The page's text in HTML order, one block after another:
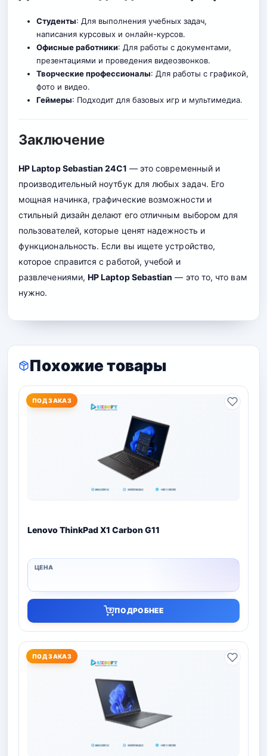
Студенты: Для выполнения учебных задач,
написания курсовых и онлайн-курсов.
Офисные работники: Для работы с документами,
презентациями и проведения видеозвонков.
Творческие профессионалы: Для работы с графикой,
фото и видео.
Геймеры: Подходит для базовых игр и мультимедиа.
Заключение
HP Laptop Sebastian 24C1 — это современный и
производительный ноутбук для любых задач. Его
мощная начинка, графические возможности и
стильный дизайн делают его отличным выбором для
пользователей, которые ценят надежность и
функциональность. Если вы ищете устройство,
которое справится с работой, учебой и
развлечениями,HP Laptop Sebastian — это то, что вам
нужно.
Похожие товары
ПОД ЗАКАЗ
Lenovo ThinkPad X1 Carbon G11
ПОДРОБНЕЕ
ПОД ЗАКАЗ